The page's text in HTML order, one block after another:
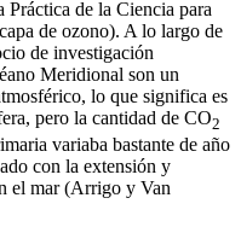
Práctica de la Ciencia para
de ozono). A lo largo de
de investigación
Meridional son un
lo que significa es
pero la cantidad de CO2
variaba bastante de año
con la extensión y
el mar (Arrigo y Van